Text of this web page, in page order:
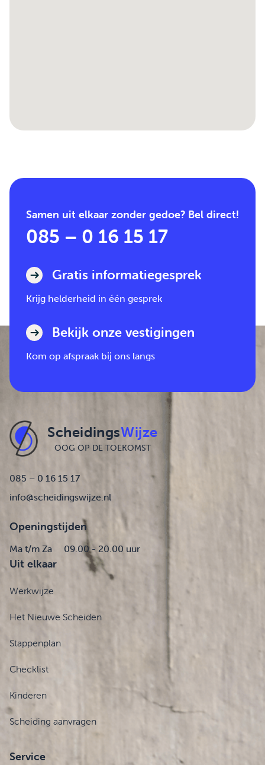
Samen uit elkaar zonder gedoe? Bel direct!
085 – 0 16 15 17
Gratis informatiegesprek
Krijg helderheid in één gesprek
Bekijk onze vestigingen
Kom op afspraak bij ons langs
ScheidingsWijze
OOG OP DE TOEKOMST
085 – 0 16 15 17
info@scheidingswijze.nl
Openingstijden
Ma t/m Za 09.00 - 20.00 uur
Uit elkaar
Werkwijze
Het Nieuwe Scheiden
Stappenplan
Checklist
Kinderen
Scheiding aanvragen
Service